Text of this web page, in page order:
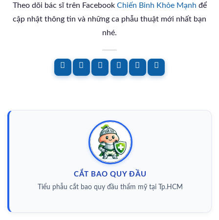
Theo dõi bác sĩ trên Facebook Chiến Binh Khỏe Mạnh để
cập nhật thông tin và những ca phẫu thuật mới nhất bạn
nhé.
CẮT BAO QUY ĐẦU
Tiểu phẫu cắt bao quy đầu thẩm mỹ tại Tp.HCM